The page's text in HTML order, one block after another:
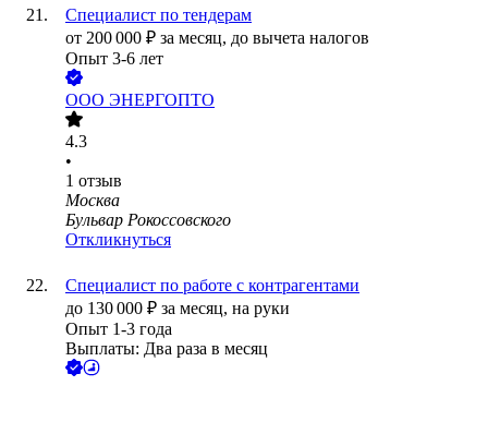
Специалист по тендерам
от 200 000 ₽ за месяц, до вычета налогов
Опыт 3-6 лет
ООО ЭНЕРГОПТО
4.3
•
1 отзыв
Москва
Бульвар Рокоссовского
Откликнуться
Специалист по работе с контрагентами
до 130 000 ₽ за месяц, на руки
Опыт 1-3 года
Выплаты: Два раза в месяц